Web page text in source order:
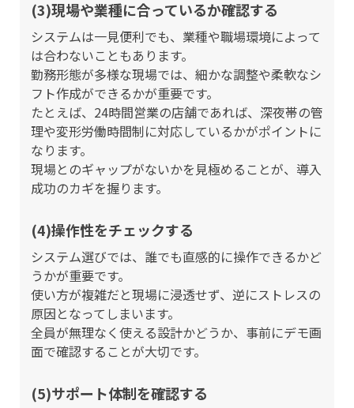
(3)現場や業種に合っているか確認する
システムは一見便利でも、業種や職場環境によって
は合わないこともあります。
勤務形態が多様な現場では、細かな調整や柔軟なシ
フト作成ができるかが重要です。
たとえば、24時間営業の店舗であれば、深夜帯の管
理や変形労働時間制に対応しているかがポイントに
なります。
現場とのギャップがないかを見極めることが、導入
成功のカギを握ります。
(4)操作性をチェックする
システム選びでは、誰でも直感的に操作できるかど
うかが重要です。
使い方が複雑だと現場に浸透せず、逆にストレスの
原因となってしまいます。
全員が無理なく使える設計かどうか、事前にデモ画
面で確認することが大切です。
(5)サポート体制を確認する